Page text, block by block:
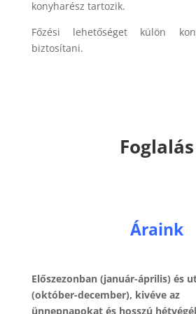
konyharész tartozik.
Főzési lehetőséget külön
biztosítani.
Foglalás
Áraink
Előszezonban (január-április) és
(október-december), kivéve az
ünnepnapokat és hosszú